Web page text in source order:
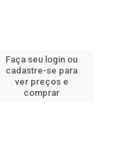
Faça seu login ou
cadastre-se para
ver preços e
comprar